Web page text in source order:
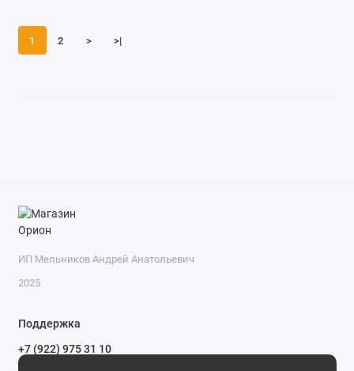
1 2 > >|
ИП Мельников Андрей Анатольевич
2025
Поддержка
+7 (922) 975 31 10
+7 (909) 144 34 47